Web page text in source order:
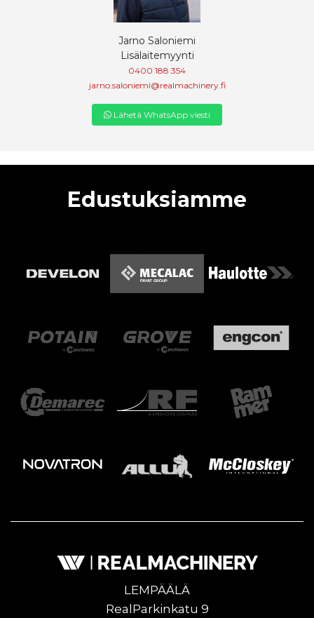
Jarno Saloniemi
Lisälaitemyynti
0400 188 354
jarno.saloniemi@realmachinery.fi
Lähetä WhatsApp viesti
Edustuksiamme
LEMPÄÄLÄ
RealParkinkatu 9